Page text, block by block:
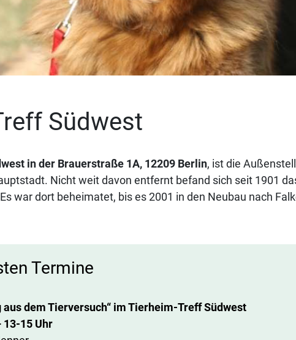
Südwest
in der Brauerstraße 1A, 12209 Berlin, ist die
Nicht weit davon entfernt befand sich seit 1901
war dort beheimatet, bis es 2001 in den Neubau nach
Termine
aus dem Tierversuch“ im Tierheim-Treff Südwest
13-15 Uhr